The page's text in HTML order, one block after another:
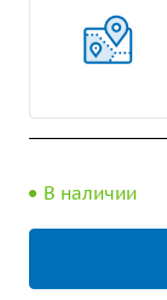
В наличии